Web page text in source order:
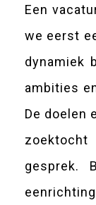
Een
we eerst
dynamiek
ambities
De doelen
gesprek.